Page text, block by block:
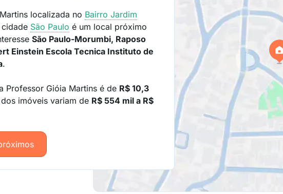
localizada no BairroJardim
cidade São Paulo é um local próximo
São Paulo-Morumbi, Raposo
Einstein Escola Tecnica Instituto de
.
Professor Gióia Martins é de R$ 10,3
imóveis variam de R$ 554 mil a R$